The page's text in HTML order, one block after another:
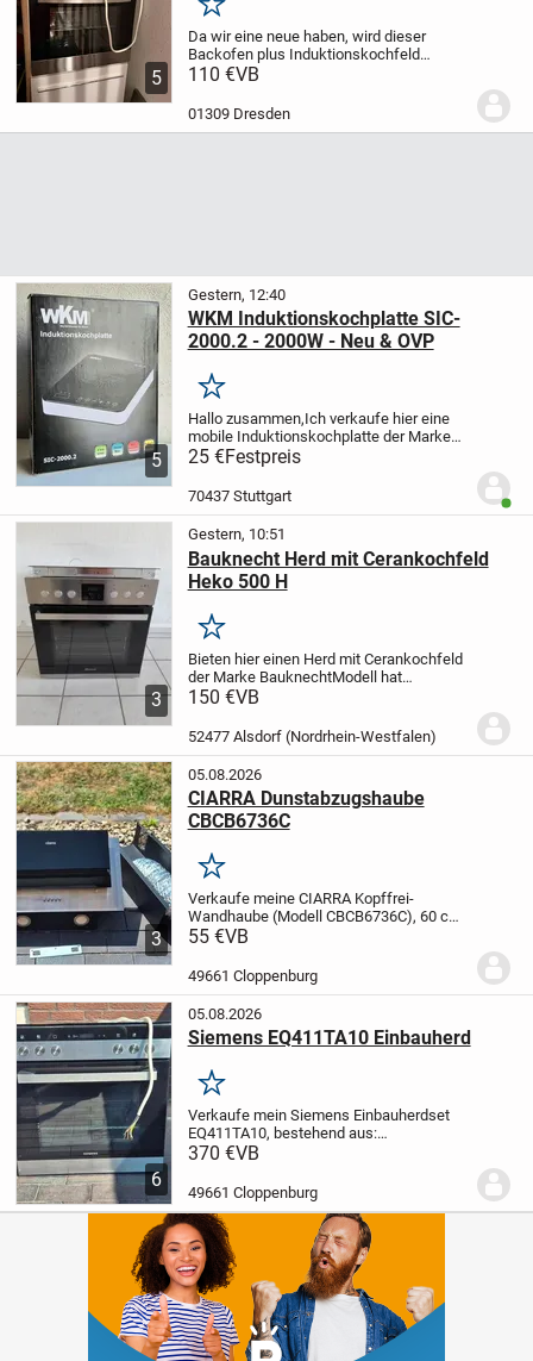
5
Merken
Da wir eine neue haben, wird dieser
Backofen plus Induktionskochfeld
verkauft. Beide Geräte sind in gutem
110 €VB
01309 Dresden
5
Gestern, 12:40
WKM Induktionskochplatte SIC-
2000.2 - 2000W - Neu & OVP
Merken
Hallo zusammen,Ich verkaufe hier eine
mobile Induktionskochplatte der Marke
WKM (Modell: SIC-2000.2).
absolut neu, unbenutzt und befindet sich
in der Originalverpackung.
25 €Festpreis
70437 Stuttgart
3
Gestern, 10:51
Bauknecht Herd mit Cerankochfeld
Heko 500 H
Merken
Bieten hier einen Herd mit Cerankochfeld
der Marke BauknechtModell hat
versenkbare Bedienknöpfe.
befindet sich in gutem gebrauchten
Zustand und ist voll...
150 €VB
52477 Alsdorf (Nordrhein-Westfalen)
3
05.08.2026
CIARRA Dunstabzugshaube
CBCB6736C
Merken
Verkaufe meine CIARRA Kopffrei-
Wandhaube (Modell CBCB6736C), 60 cm
breit, in Schwarz mit Edelstahl-Blende.
Geräuschpegel: 57 dB
Energieeffizienzklasse A++
55 €VB
49661 Cloppenburg
6
05.08.2026
Siemens EQ411TA10 Einbauherd
Merken
Verkaufe mein Siemens Einbauherdset
EQ411TA10, bestehend aus:
Einbaubackofen HE113FBS2 (iQ100), 66 l,
Kochfeld EA64R (iQ300), 4 Kochzonen (u.
a. Zweikreis- und...
370 €VB
49661 Cloppenburg